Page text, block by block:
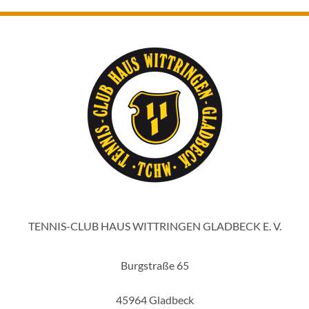
TENNIS-CLUB HAUS WITTRINGEN GLADBECK E. V.
Burgstraße 65
45964 Gladbeck